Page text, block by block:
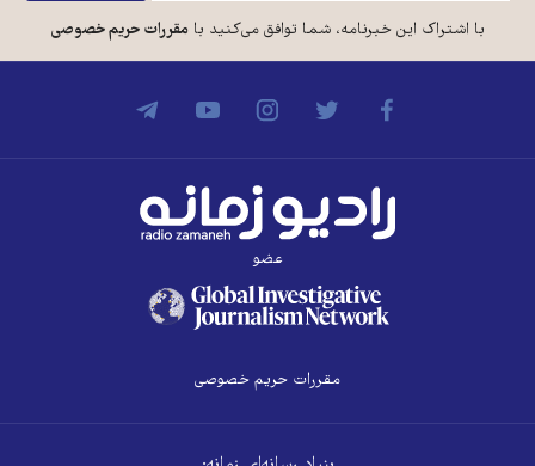
با اشتراک این خبرنامه، شما توافق می‌کنید بامقررات حریم خصوصی
عضو
مقررات حریم خصوصی